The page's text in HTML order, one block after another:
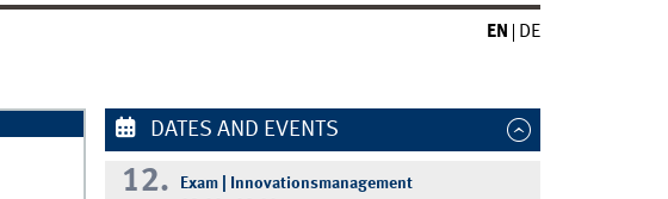
EN DE
DATES AND EVENTS
12.
Exam | Innovationsmanagement